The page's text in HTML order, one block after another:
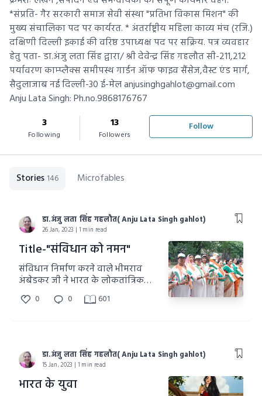
*संप्रति- गैर सरकारी समाज सेवी संस्था "प्रतिभा विकास मिशन" की
मुख्य संचालिका पद पर कार्यरत. * अंतर्राष्ट्रीय महिला काव्य मंच (रजि.)
दक्षिणी दिल्ली इकाई की वरिष्ठ उपाध्यक्ष पद पर सक्रिय. पत्र व्यवहार
हेतु पता- डा.अंजु लता सिंह द्वारा/ श्री देवेन्द्र सिंह गहलौत सी-211,212
पर्यावरण काम्प्लैक्स समीपस्थ गार्डन ऑफ फाइव सैंसेज,वैस्ट एंड मार्ग,
सैदुलाजाब नई दिल्ली-30 ई-मेल anjusinghgahlot@gmail.com
Anju Lata Singh: Ph.no.9868176767
3
Following
13
Followers
Follow
Stories 146 Microfables
डा.अंजु लता सिंह गहलौत( Anju Lata Singh gahlot)
26 Jan, 2023 | 1 min read
Title-"संविधान को नमन"
संविधान निर्माण करने वाले भीमराव
अंबेडकर जी ने भारत के लोकतांत्रिक
प्रशासन को सुदृढ़ किया है।
0 0 601
डा.अंजु लता सिंह गहलौत( Anju Lata Singh gahlot)
15 Jan, 2023 | 1 min read
भारत के युवा